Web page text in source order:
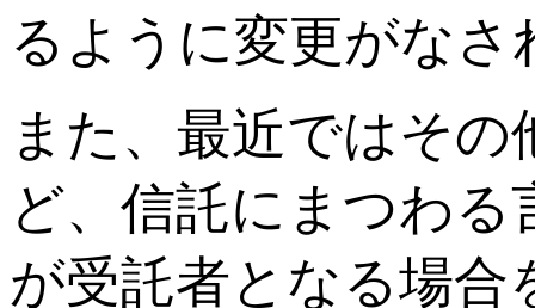
るように変更がなさ
また、最近ではそ
ど、信託にまつわ
が受託者となる場合